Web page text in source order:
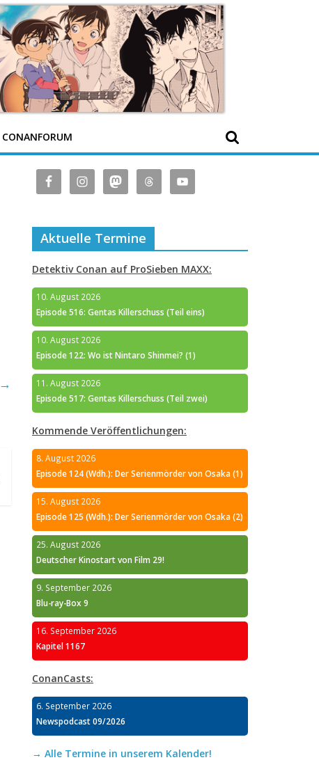
CONANFORUM
→
Aktuelle Termine
Detektiv Conan auf ProSieben MAXX:
10. August 2026
Episode 516: Gentas Killerschuss (Teil eins)
10. August 2026
Episode 122: Wo ist Nintaro Shinmei? (1)
11. August 2026
Episode 517: Gentas Killerschuss (Teil zwei)
Kommende Veröffentlichungen:
8. August 2026
Episode 124 (Wdh.): Der Serienmörder von Osaka (1)
15. August 2026
Episode 125 (Wdh.): Der Serienmörder von Osaka (2)
25. August 2026
Deutscher Kinostart von Film 29!
9. September 2026
Blu-ray-Box 9
16. September 2026
Kapitel 1167
ConanCasts:
6. September 2026
Newspodcast 09/2026
→ Alle Termine in unserem Kalender!